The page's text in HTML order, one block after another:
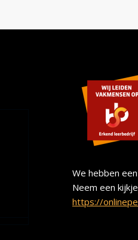
We hebben
Neem een
https://